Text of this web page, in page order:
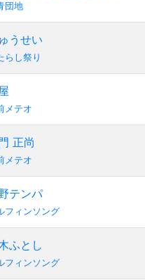
団地
うせい
らし祭り
メテオ
正尚
メテオ
テンパ
フィンソング
ふとし
フィンソング